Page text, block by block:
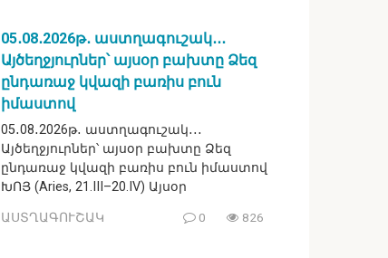
05․08․2026թ․ աստղագուշակ․․․
Այծեղջյուրներ՝ այսօր բախտը Ձեզ
ընդառաջ կվազի բառիս բուն
իմաստով
05․08․2026թ․ աստղագուշակ․․․
Այծեղջյուրներ՝ այսօր բախտը Ձեզ
ընդառաջ կվազի բառիս բուն իմաստով
ԽՈՅ (Aries, 21.III–20.IV) Այսօր
ԱՍՏՂԱԳՈՒՇԱԿ 0 826